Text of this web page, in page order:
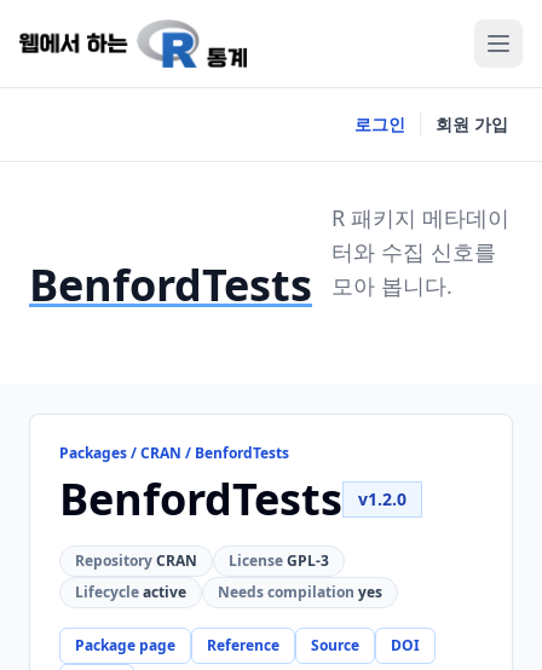
로그인 회원 가입
BenfordTests
R 패키지 메타데이
터와 수집 신호를
모아 봅니다.
Packages / CRAN / BenfordTests
BenfordTests v1.2.0
RepositoryCRAN LicenseGPL-3
Lifecycleactive Needs compilation yes
Package page Reference Source
DOI